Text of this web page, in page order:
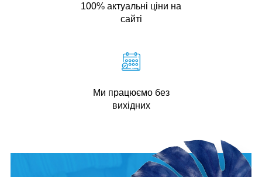
100% актуальні ціни на
сайті
Ми працюємо без
вихідних